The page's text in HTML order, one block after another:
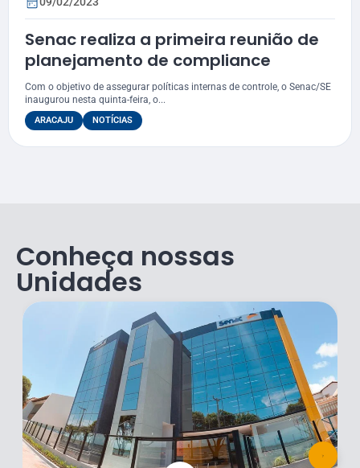
Senac realiza a primeira reunião de
planejamento de compliance
Com o objetivo de assegurar políticas internas de controle, o Senac/SE
inaugurou nesta quinta-feira, o...
ARACAJU NOTÍCIAS
Conheça nossas
Unidades